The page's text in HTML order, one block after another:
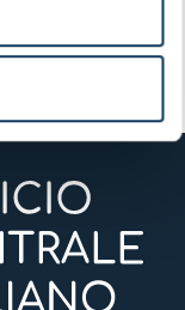
SUCCESSIVO